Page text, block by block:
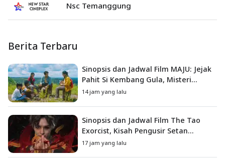
Nsc Temanggung
Berita Terbaru
Sinopsis dan Jadwal Film MAJU: Jejak
Pahit Si Kembang Gula, Misteri
Hilangnya Bagas di Lokasi Jambore
14 jam yang lalu
Sinopsis dan Jadwal Film The Tao
Exorcist, Kisah Pengusir Setan
Melawan Kutukan Mematikan
17 jam yang lalu